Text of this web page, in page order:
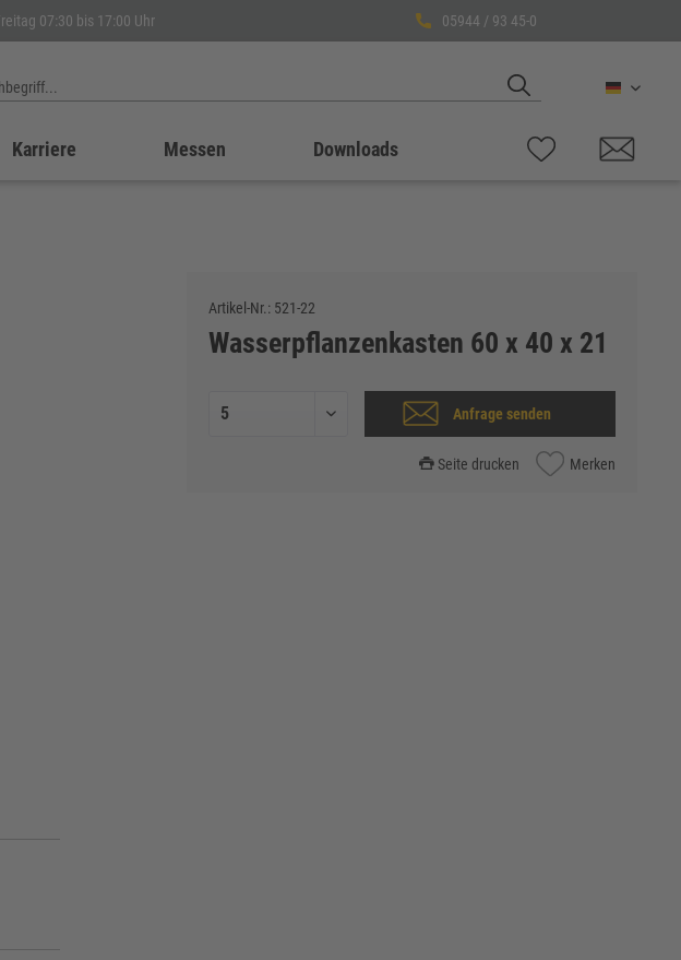
07:30 bis 17:00 Uhr 05944 / 93 45-0
Deutsch
Karriere Messen Downloads
Artikel-Nr.: 521-22
Wasserpflanzenkasten 60 x 40 x 21
Anfrage senden
Seite drucken Merken